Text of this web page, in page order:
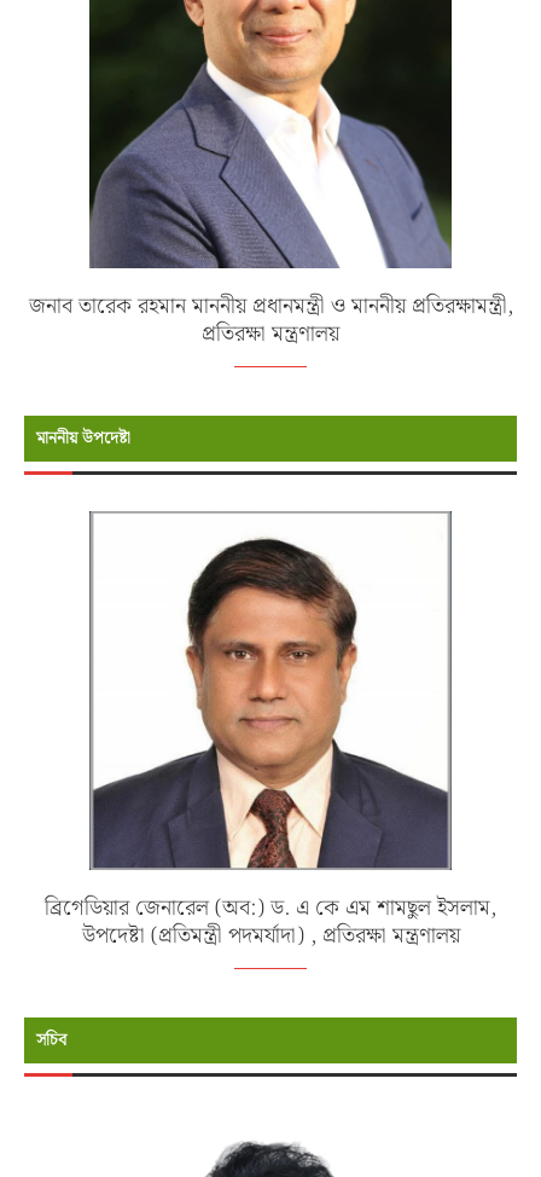
জনাব তারেক রহমান মাননীয় প্রধানমন্ত্রী ও মাননীয় প্রতিরক্ষামন্ত্রী,
প্রতিরক্ষা মন্ত্রণালয়
মাননীয় উপদেষ্টা
ব্রিগেডিয়ার জেনারেল (অব:) ড. এ কে এম শামছুল ইসলাম,
উপদেষ্টা (প্রতিমন্ত্রী পদমর্যাদা) , প্রতিরক্ষা মন্ত্রণালয়
সচিব